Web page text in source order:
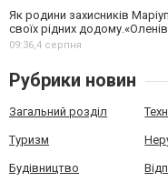
Як родини захисників
своїх рідних
09:36,4 серпня
Рубрики новин
Загальний розділ
Туризм
Будівництво